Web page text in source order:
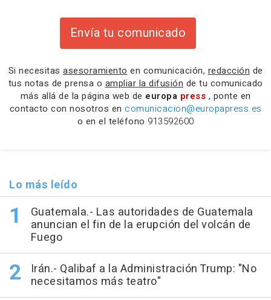
Envía tu comunicado
Si necesitas asesoramiento en comunicación, redacción de
tus notas de prensa o ampliar la difusión de tu comunicado
más allá de la página web de europa press , ponte en
contacto con nosotros en comunicacion@europapress.es
o en el teléfono 913592600
Lo más leído
Guatemala.- Las autoridades de Guatemala
anuncian el fin de la erupción del volcán de
Fuego
Irán.- Qalibaf a la Administración Trump: "No
necesitamos más teatro"